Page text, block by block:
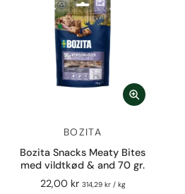
BOZITA
Bozita Snacks Meaty Bites
med vildtkød & and 70 gr.
22,00 kr 314,29 kr / kg